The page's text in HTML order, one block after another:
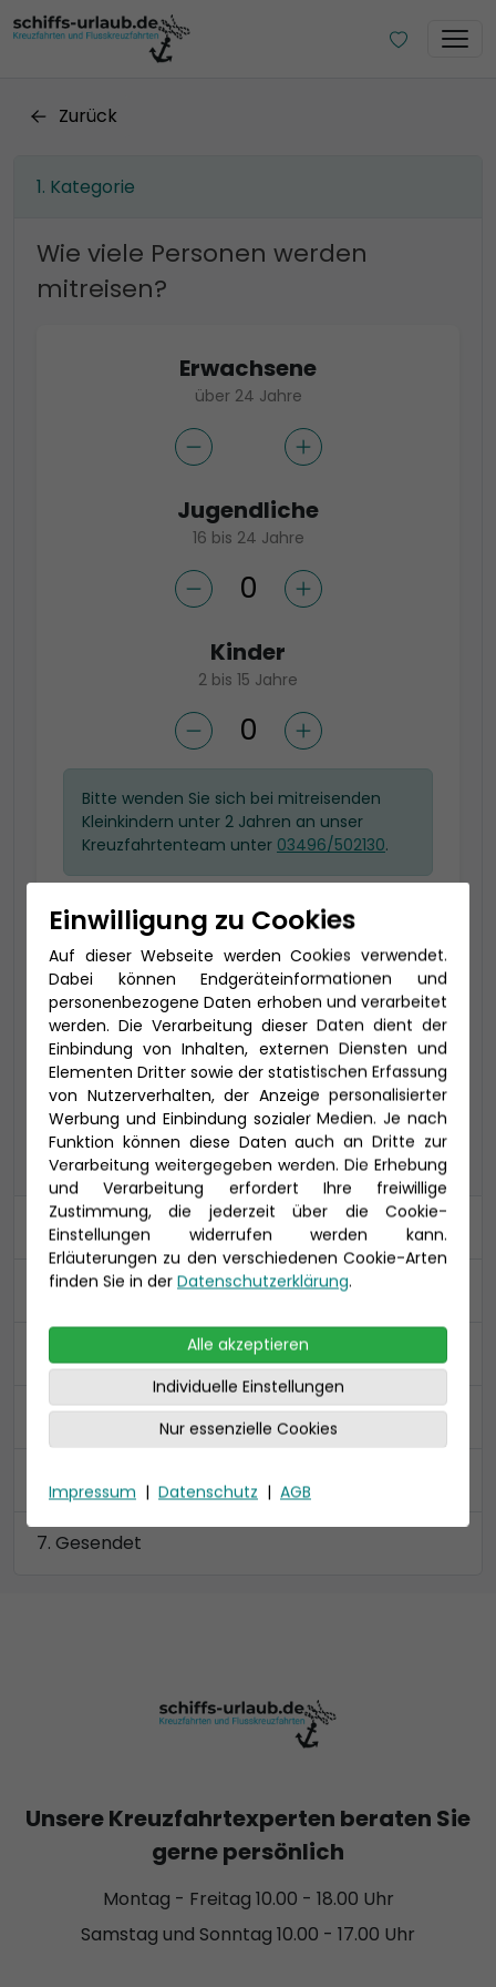
Zurück
Kategorie
Wie viele Personen werden
mitreisen?
Erwachsene
über 24 Jahre
Jugendliche
16 bis 24 Jahre
Kinder
2 bis 15 Jahre
Bitte wenden Sie sich bei mitreisenden
Kleinkindern unter 2 Jahren an unser
Kreuzfahrtenteam unter 03496/502130.
Wählen Sie Ihre gewünschte
Kategorie
COMFORT ALL IN PREMIUM ALL IN
PREMIUM
CLASSIC
ALL IN
CLASSIC
Kabine
An- und Abreise
Reiseversicherung
Zusammenfassung
Gesendet
Einwilligung zu Cookies
Auf dieser Webseite werden Cookies verwendet.
Dabei können Endgeräteinformationen und
personenbezogene Daten erhoben und verarbeitet
werden. Die Verarbeitung dieser Daten dient der
Einbindung von Inhalten, externen Diensten und
Elementen Dritter sowie der statistischen Erfassung
von Nutzerverhalten, der Anzeige personalisierter
Werbung und Einbindung sozialer Medien. Je nach
Funktion können diese Daten auch an Dritte zur
Verarbeitung weitergegeben werden. Die Erhebung
und Verarbeitung erfordert Ihre freiwillige
Zustimmung, die jederzeit über die Cookie-
Einstellungen widerrufen werden kann.
Erläuterungen zu den verschiedenen Cookie-Arten
finden Sie in der Datenschutzerklärung.
Alle akzeptieren
Individuelle Einstellungen
Nur essenzielle Cookies
Impressum | Datenschutz | AGB
Unsere Kreuzfahrtexperten beraten Sie
gerne persönlich
Montag - Freitag 10.00 - 18.00 Uhr
Samstag und Sonntag 10.00 - 17.00 Uhr